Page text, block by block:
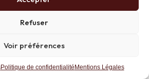
Refuser
Voir préférences
Politique de confidentialité Mentions Légales
d’accord avec vous sur le
sommes en pleine révolution
créatrice » pour paraphraser le
tellement aux matières premières,